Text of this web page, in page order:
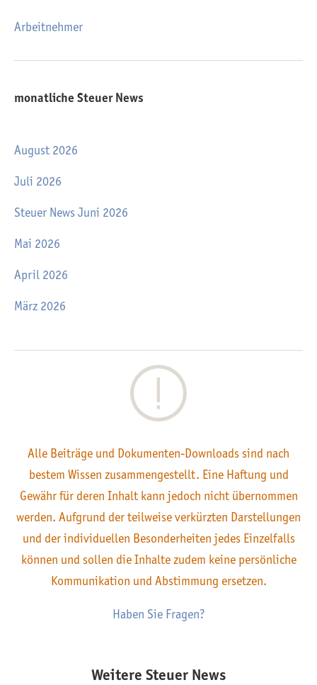
Arbeitnehmer
monatliche Steuer News
August 2026
Juli 2026
Steuer News Juni 2026
Mai 2026
April 2026
März 2026
Alle Beiträge und Dokumenten-Downloads sind nach
bestem Wissen zusammengestellt. Eine Haftung und
Gewähr für deren Inhalt kann jedoch nicht übernommen
werden. Aufgrund der teilweise verkürzten Darstellungen
und der individuellen Besonderheiten jedes Einzelfalls
können und sollen die Inhalte zudem keine persönliche
Kommunikation und Abstimmung ersetzen.
Haben Sie Fragen?
Weitere Steuer News